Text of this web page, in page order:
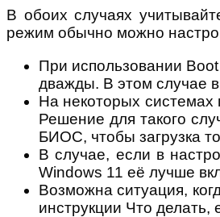
В обоих случаях
режим обычно можно
При использовании
дважды. В этом случае
На некоторых системах
Решение для такого
БИОС, чтобы загрузка
В случае, если в
Windows 11 её лучше
Возможна ситуация,
инструкции Что